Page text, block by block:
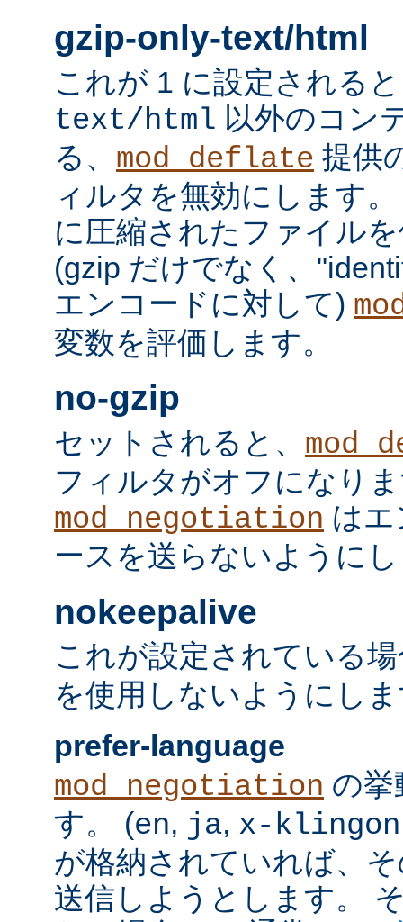
gzip-only-text/html
これが 1 に設定される
text/html 以外のコン
る、 mod_deflate 提供
ィルタを無効にします
に圧縮されたファイル
(gzip だけでなく、
エンコードに対して)
変数を評価します。
no-gzip
セットされると、
フィルタがオフになり
mod_negotiation は
ースを送らないように
nokeepalive
これが設定されている
を使用しないようにし
prefer-language
mod_negotiation の挙
す。 (en, ja, x-klingon
が格納されていれば、
送信しようとします。